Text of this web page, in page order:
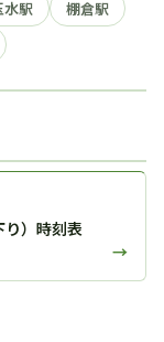
水駅
棚倉駅
り）時刻表
→